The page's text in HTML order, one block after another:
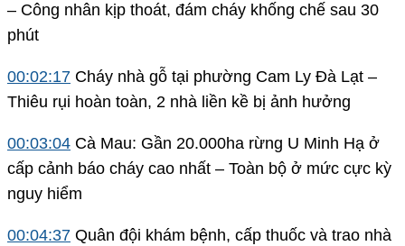
– Công nhân kịp thoát, đám cháy khống chế sau 30
phút
00:02:17 Cháy nhà gỗ tại phường Cam Ly Đà Lạt –
Thiêu rụi hoàn toàn, 2 nhà liền kề bị ảnh hưởng
00:03:04 Cà Mau: Gần 20.000ha rừng U Minh Hạ ở
cấp cảnh báo cháy cao nhất – Toàn bộ ở mức cực kỳ
nguy hiểm
00:04:37 Quân đội khám bệnh, cấp thuốc và trao nhà